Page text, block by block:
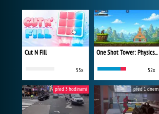
Cut N Fill
55x
One Shot Tower: Physics Destroyer
52x
před 3 hodinami před 1 dnem